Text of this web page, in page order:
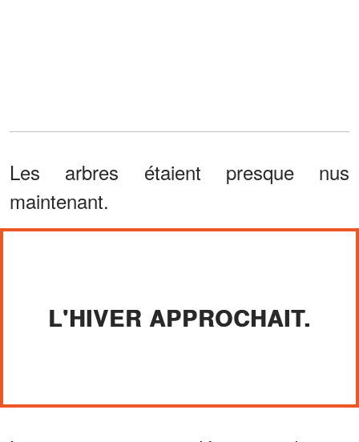
Les arbres étaient presque nus
maintenant.
L'HIVER APPROCHAIT.